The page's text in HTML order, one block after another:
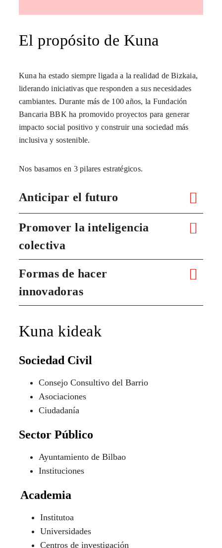
El propósito de Kuna
Kuna ha estado siempre ligada a la realidad de Bizkaia,
liderando iniciativas que responden a sus necesidades
cambiantes. Durante más de 100 años, la Fundación
Bancaria BBK ha promovido proyectos para generar
impacto social positivo y construir una sociedad más
inclusiva y sostenible.
Nos basamos en 3 pilares estratégicos.
Anticipar el futuro
Promover la inteligencia
colectiva
Formas de hacer
innovadoras
Kuna kideak
Sociedad Civil
Consejo Consultivo del Barrio
Asociaciones
Ciudadanía
Sector Público
Ayuntamiento de Bilbao
Instituciones
Academia
Institutoa
Universidades
Centros de investigación